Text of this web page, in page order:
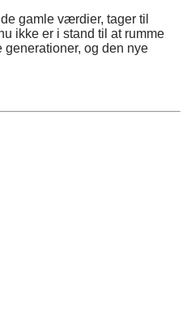
gamle værdier, tager til
ikke er i stand til at rumme
generationer, og den nye